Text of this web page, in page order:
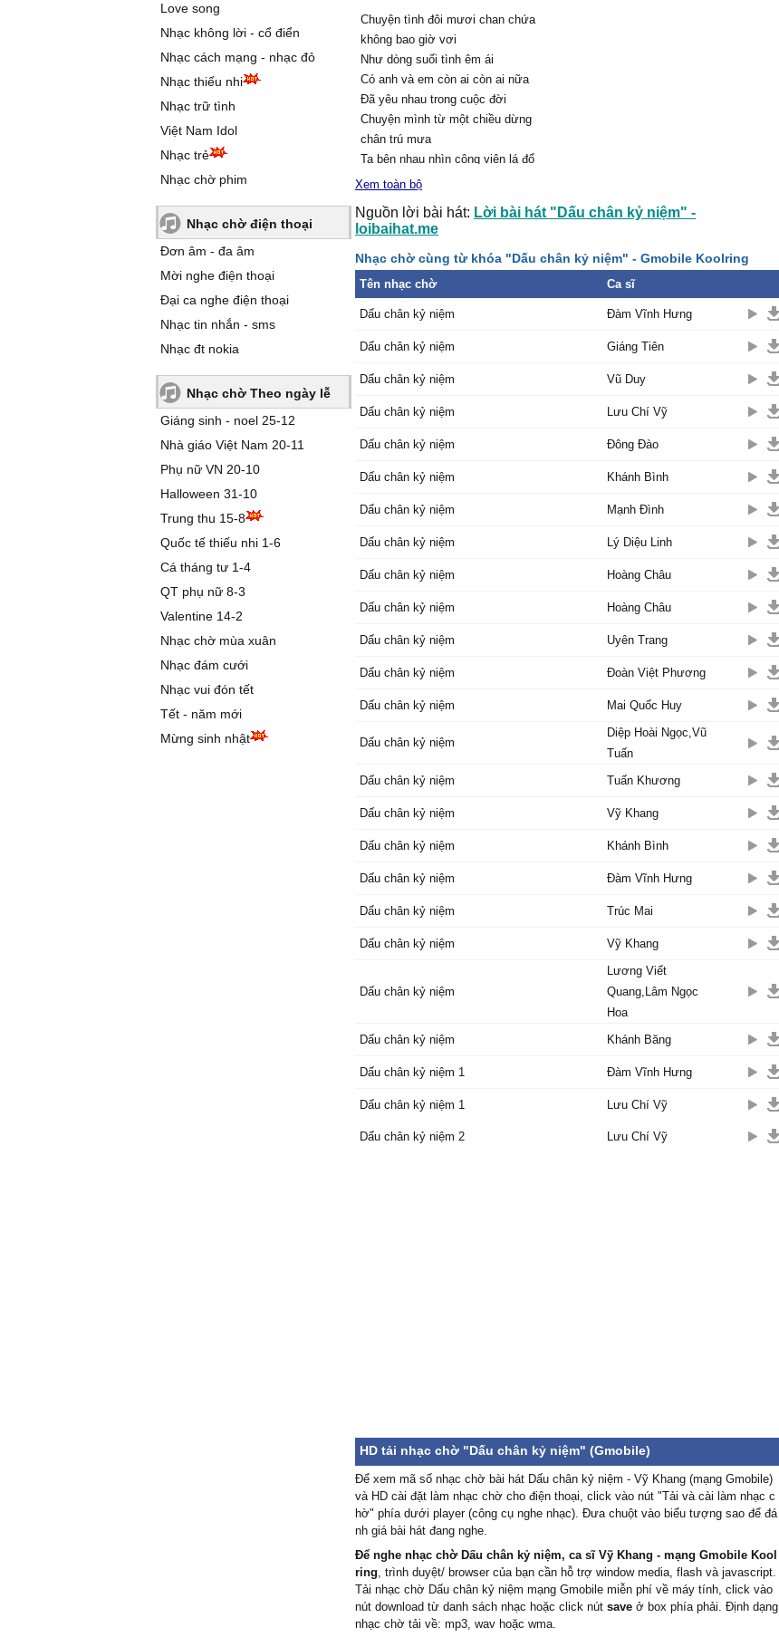
Love song
Nhạc không lời - cổ điển
Nhạc cách mạng - nhạc đỏ
Nhạc thiếu nhi
Nhạc trữ tình
Việt Nam Idol
Nhạc trẻ
Nhạc chờ phim
Nhạc chờ điện thoại
Đơn âm - đa âm
Mời nghe điện thoại
Đại ca nghe điện thoại
Nhạc tin nhắn - sms
Nhạc đt nokia
Nhạc chờ Theo ngày lễ
Giáng sinh - noel 25-12
Nhà giáo Việt Nam 20-11
Phụ nữ VN 20-10
Halloween 31-10
Trung thu 15-8
Quốc tế thiếu nhi 1-6
Cá tháng tư 1-4
QT phụ nữ 8-3
Valentine 14-2
Nhạc chờ mùa xuân
Nhạc đám cưới
Nhạc vui đón tết
Tết - năm mới
Mừng sinh nhật
Chuyện tình đôi mươi chan chứa
không bao giờ vơi
Như dòng suối tình êm ái
Có anh và em còn ai còn ai nữa
Đã yêu nhau trong cuộc đời
Chuyện mình từ một chiều dừng
chân trú mưa
Ta bên nhau nhìn công viên lá đổ
Tuy chưa quen mà sao tình như
dẫu ngoài còn e.
Trời làm mưa tuôn nên khiến xui
anh gặp em
Cho mình kết lời hẹn ước
Cớ sao trời cho tình yêu rồi ngăn
cách
Mấy ai không rơi lệ sầu
xót thương
Xe tan lăn buồn trong lòng phố
vắng,
Ôi! Em về đâu? Vùi lấp mối duyên
Em ơi còn đâu? Tuổi xuân mình
đang chớm
nào?
Một mình lê bước anh đến công
viên ngày xưa
Ngỡ linh hồn em tựa theo ngàn
cơn gió oán
Nầy là vườn kỷ niệm ngày ta mới
Đây công viên chiều xưa thêu mối
Nay không em vườn hoang buồn
xơ xác,
nghĩa trang lạnh lùng...
Xem toàn bộ
Nguồn lời bài hát: Lời bài hát "Dấu chân kỷ niệm" -
loibaihat.me
Nhạc chờ cùng từ khóa "Dấu chân kỷ niệm" - Gmobile Koolring
Tên nhạc chờ Ca sĩ
Dấu chân kỷ niệm Đàm Vĩnh Hưng
Dấu chân kỷ niệm Giáng Tiên
Dấu chân kỷ niệm Vũ Duy
Dấu chân kỷ niệm Lưu Chí Vỹ
Dấu chân kỷ niệm Đông Đào
Dấu chân kỷ niệm Khánh Bình
Dấu chân kỷ niệm Mạnh Đình
Dấu chân kỷ niệm Lý Diệu Linh
Dấu chân kỷ niệm Hoàng Châu
Dấu chân kỷ niệm Hoàng Châu
Dấu chân kỷ niệm Uyên Trang
Dấu chân kỷ niệm Đoàn Việt Phương
Dấu chân kỷ niệm Mai Quốc Huy
Dấu chân kỷ niệm
Diệp Hoài Ngọc,Vũ
Tuấn
Dấu chân kỷ niệm
Tuấn Khương
Dấu chân kỷ niệm Vỹ Khang
Dấu chân kỷ niệm Khánh Bình
Dấu chân kỷ niệm Đàm Vĩnh Hưng
Dấu chân kỷ niệm Trúc Mai
Dấu chân kỷ niệm Vỹ Khang
Dấu chân kỷ niệm
Lương Viết
Quang,Lâm Ngọc
Hoa
Dấu chân kỷ niệm
Khánh Băng
Dấu chân kỷ niệm 1 Đàm Vĩnh Hưng
Dấu chân kỷ niệm 1 Lưu Chí Vỹ
Dấu chân kỷ niệm 2 Lưu Chí Vỹ
HD tải nhạc chờ "Dấu chân kỷ niệm" (Gmobile)
Để xem mã số nhạc chờ bài hát Dấu chân kỷ niệm - Vỹ Khang (mạng Gmobile)
và HD cài đặt làm nhạc chờ cho điện thoại, click vào nút "Tải và cài làm nhạc c
hờ" phía dưới player (công cụ nghe nhạc). Đưa chuột vào biểu tượng sao để đá
nh giá bài hát đang nghe.
Để nghe nhạc chờ Dấu chân kỷ niệm, ca sĩ Vỹ Khang - mạng Gmobile Kool
ring, trình duyệt/ browser của bạn cần hỗ trợ window media, flash và javascript.
Tải nhạc chờ Dấu chân kỷ niệm mạng Gmobile miễn phí về máy tính, click vào
nút download từ danh sách nhạc hoặc click nút save ở box phía phải. Định dạng
nhạc chờ tải về: mp3, wav hoặc wma.